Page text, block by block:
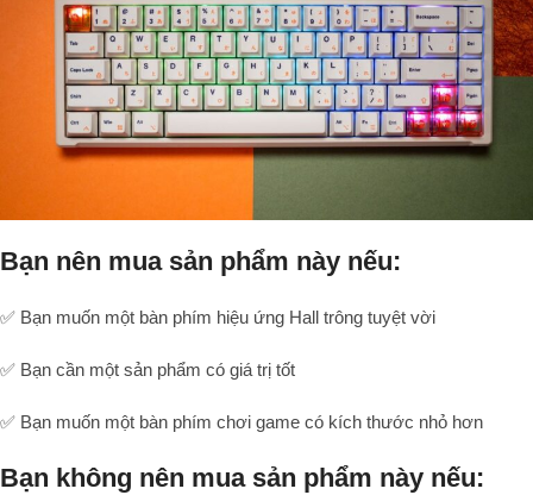
Bạn nên mua sản phẩm này nếu:
✅ Bạn muốn một bàn phím hiệu ứng Hall trông tuyệt vời
✅ Bạn cần một sản phẩm có giá trị tốt
✅ Bạn muốn một bàn phím chơi game có kích thước nhỏ hơn
Bạn không nên mua sản phẩm này nếu: